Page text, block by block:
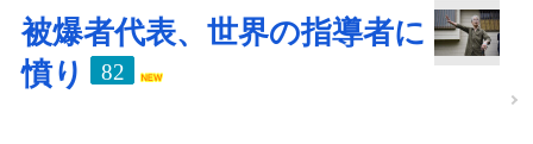
被爆者代表、世界の指導者に
憤り
82